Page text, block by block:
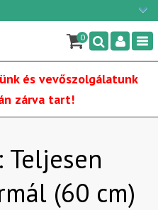
×
0
és vevőszolgálatunk
zárva tart!
Teljesen
(60 cm)